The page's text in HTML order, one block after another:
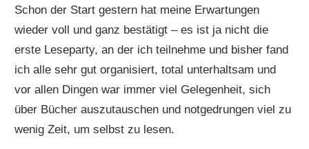
Schon der Start gestern hat meine Erwartungen
wieder voll und ganz bestätigt – es ist ja nicht die
erste Leseparty, an der ich teilnehme und bisher fand
ich alle sehr gut organisiert, total unterhaltsam und
vor allen Dingen war immer viel Gelegenheit, sich
über Bücher auszutauschen und notgedrungen viel zu
wenig Zeit, um selbst zu lesen.